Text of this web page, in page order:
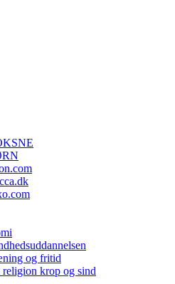
og fritid
krop og sind